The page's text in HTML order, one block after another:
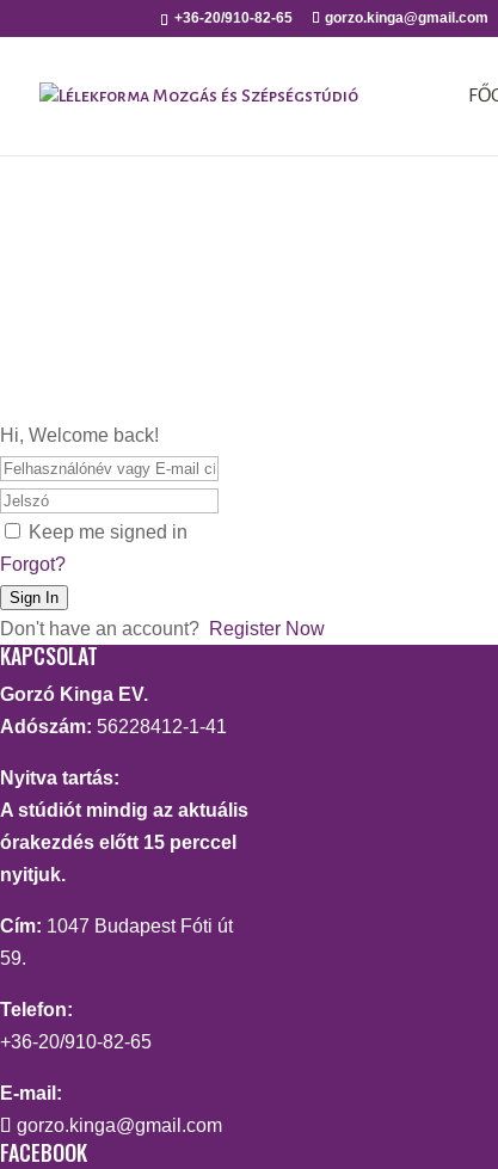
+36-20/910-82-65 gorzo.kinga@gmail.com
Hi, Welcome back!
Keep me signed in
Forgot?
Sign In
Don't have an account? Register Now
KAPCSOLAT
Gorzó Kinga EV.
Adószám: 56228412-1-41
Nyitva tartás:
A stúdiót mindig az aktuális
órakezdés előtt 15 perccel
nyitjuk.
Cím: 1047 Budapest Fóti út
59.
Telefon:
+36-20/910-82-65
E-mail:
gorzo.kinga@gmail.com
FACEBOOK